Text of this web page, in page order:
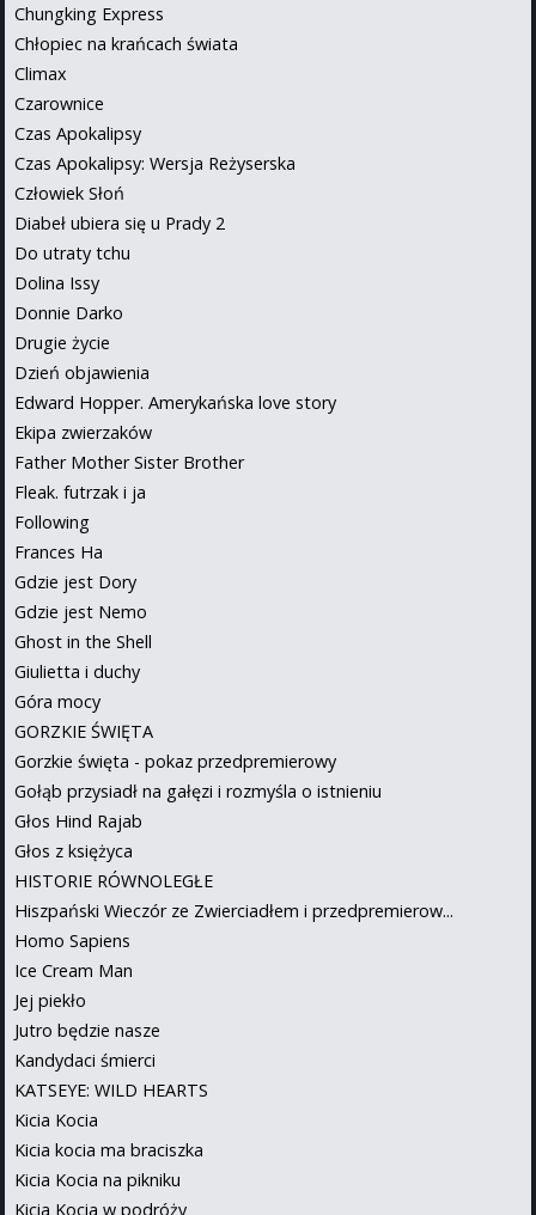
Chungking Express
Chłopiec na krańcach świata
Climax
Czarownice
Czas Apokalipsy
Czas Apokalipsy: Wersja Reżyserska
Człowiek Słoń
Diabeł ubiera się u Prady 2
Do utraty tchu
Dolina Issy
Donnie Darko
Drugie życie
Dzień objawienia
Edward Hopper. Amerykańska love story
Ekipa zwierzaków
Father Mother Sister Brother
Fleak. futrzak i ja
Following
Frances Ha
Gdzie jest Dory
Gdzie jest Nemo
Ghost in the Shell
Giulietta i duchy
Góra mocy
GORZKIE ŚWIĘTA
Gorzkie święta - pokaz przedpremierowy
Gołąb przysiadł na gałęzi i rozmyśla o istnieniu
Głos Hind Rajab
Głos z księżyca
HISTORIE RÓWNOLEGŁE
Hiszpański Wieczór ze Zwierciadłem i przedpremierow...
Homo Sapiens
Ice Cream Man
Jej piekło
Jutro będzie nasze
Kandydaci śmierci
KATSEYE: WILD HEARTS
Kicia Kocia
Kicia kocia ma braciszka
Kicia Kocia na pikniku
Kicia Kocia w podróży